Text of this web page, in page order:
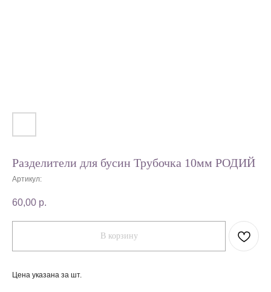
Разделители для бусин Трубочка 10мм РОДИЙ
Артикул:
60,00 р.
В корзину
Цена указана за шт.